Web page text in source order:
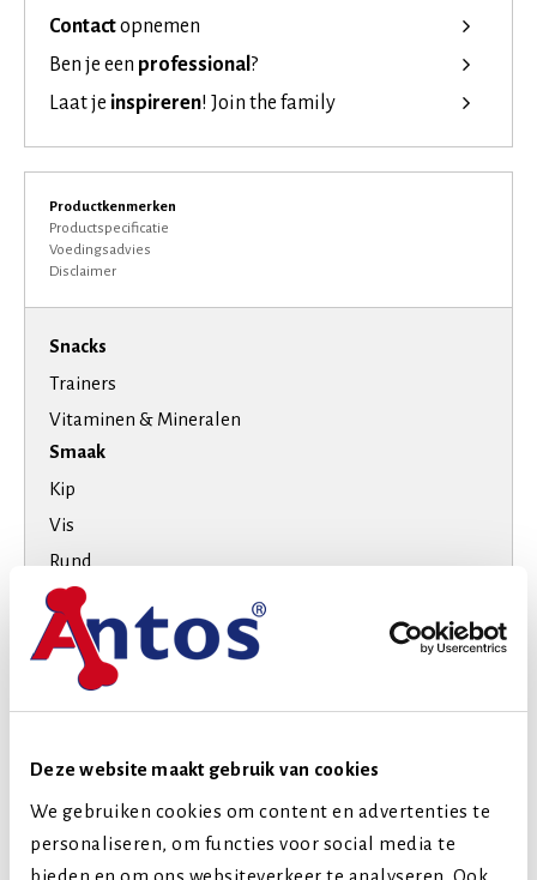
Deze website maakt gebruik van cookies
We gebruiken cookies om content en advertenties te
personaliseren, om functies voor social media te
bieden en om ons websiteverkeer te analyseren. Ook
Contactopnemen
Ben je een professional ?
Laat je inspireren! Join the family
Productkenmerken
Productspecificatie
Voedingsadvies
Disclaimer
Snacks
Trainers
Vitaminen & Mineralen
Smaak
Kip
Vis
Rund
Varken
Hondenras
Extra kleine honden
Grote honden
Levensfase
Puppy (tot 1 jaar)